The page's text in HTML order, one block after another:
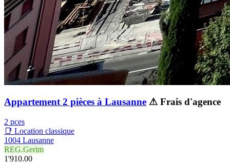
Appartement 2 pièces à Lausanne ⚠ Frais d'agence
2 pces
📑 Location classique
1004 Lausanne
REG.Gerim
1'910.00